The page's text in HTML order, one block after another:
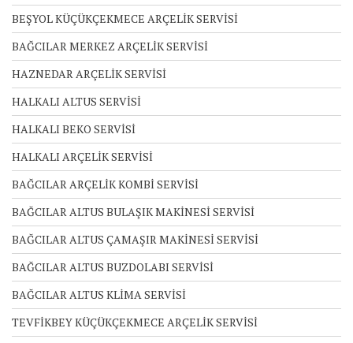
BEŞYOL KÜÇÜKÇEKMECE ARÇELİK SERVİSİ
BAĞCILAR MERKEZ ARÇELİK SERVİSİ
HAZNEDAR ARÇELİK SERVİSİ
HALKALI ALTUS SERVİSİ
HALKALI BEKO SERVİSİ
HALKALI ARÇELİK SERVİSİ
BAĞCILAR ARÇELİK KOMBİ SERVİSİ
BAĞCILAR ALTUS BULAŞIK MAKİNESİ SERVİSİ
BAĞCILAR ALTUS ÇAMAŞIR MAKİNESİ SERVİSİ
BAĞCILAR ALTUS BUZDOLABI SERVİSİ
BAĞCILAR ALTUS KLİMA SERVİSİ
TEVFİKBEY KÜÇÜKÇEKMECE ARÇELİK SERVİSİ